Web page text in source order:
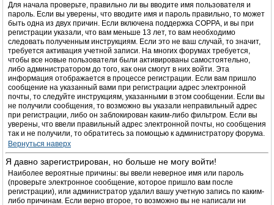
Для начала проверьте, правильно ли вы вводите имя пользователя и
пароль. Если вы уверены, что вводите имя и пароль правильно, то может
быть одна из двух причин. Если включена поддержка COPPA, и вы при
регистрации указали, что вам меньше 13 лет, то вам необходимо
следовать полученным инструкциям. Если это не ваш случай, то значит,
требуется активация учетной записи. На многих форумах требуется,
чтобы все новые пользователи были активированы самостоятельно,
либо администратором до того, как они смогут в них войти. Эта
информация отображается в процессе регистрации. Если вам пришло
сообщение на указанный вами при регистрации адрес электронной
почты, то следуйте инструкциям, указанными в этом сообщении. Если вы
не получили сообщения, то возможно вы указали неправильный адрес
при регистрации, либо он заблокирован каким-либо фильтром. Если вы
уверены, что ввели правильный адрес электронной почты, но сообщения
так и не получили, то обратитесь за помощью к администратору форума.
Вернуться наверх
Я давно зарегистрирован, но больше не могу войти!
Наиболее вероятные причины: вы ввели неверное имя или пароль
(проверьте электронное сообщение, которое пришло вам после
регистрации), или администратор удалил вашу учетную запись по каким-
либо причинам. Если верно второе, то возможно вы не написали ни